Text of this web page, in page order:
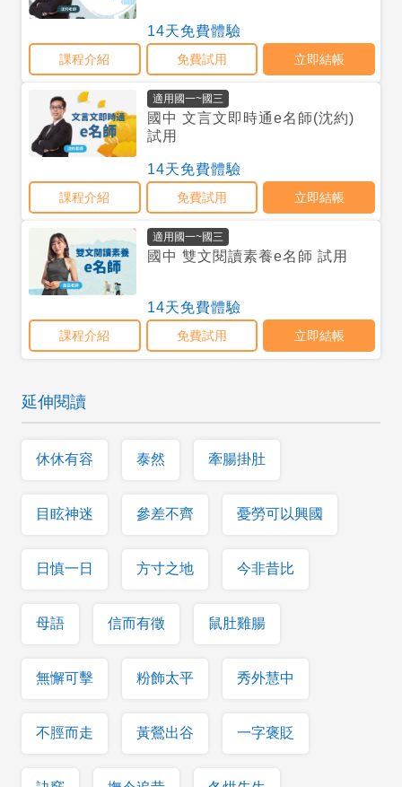
延伸閱讀
休休有容 泰然 牽腸掛肚
目眩神迷 參差不齊 憂勞可以興國
日慎一日 方寸之地 今非昔比
母語 信而有徵 鼠肚雞腸
無懈可擊 粉飾太平 秀外慧中
不脛而走 黃鶯出谷 一字褒貶